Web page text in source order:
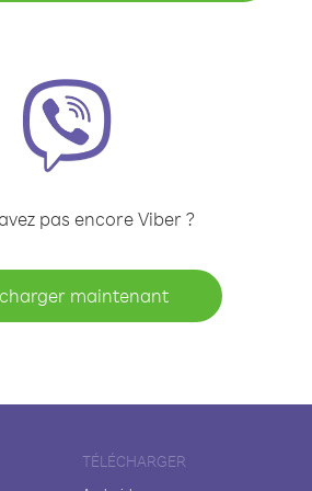
pas encore Viber ?
maintenant
TÉLÉCHARGER